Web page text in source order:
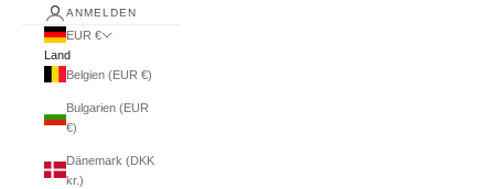
ANMELDEN
EUR €
Land
Belgien (EUR €)
Bulgarien (EUR
€)
Dänemark (DKK
kr.)